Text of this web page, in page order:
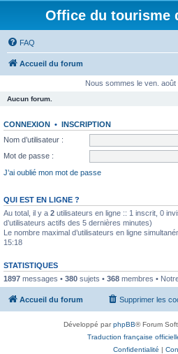
Office du tourisme
FAQ
Accueil du forum
Nous sommes le ven. août
Aucun forum.
CONNEXION • INSCRIPTION
Nom d’utilisateur :
Mot de passe :
J’ai oublié mon mot de passe
QUI EST EN LIGNE ?
Au total, il y a 2 utilisateurs en ligne :: 1 inscrit, 0
d’utilisateurs actifs des 5 dernières minutes)
Le nombre maximal d’utilisateurs en ligne
15:18
STATISTIQUES
1897 messages • 380 sujets • 368 membres •
Accueil du forum Supprimer les
Développé parphpBB® Forum
Traduction française
Confidentialité |